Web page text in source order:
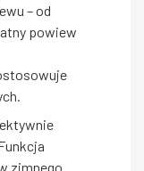
– od
powiew
zimnego